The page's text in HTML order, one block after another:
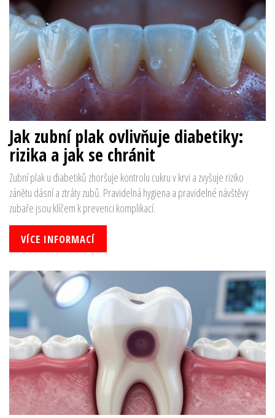
Jak zubní plak ovlivňuje diabetiky:
rizika a jak se chránit
Zubní plak u diabetiků zhoršuje kontrolu cukru v krvi a zvyšuje riziko
zánětu dásní a ztráty zubů. Pravidelná hygiena a pravidelné návštěvy
zubaře jsou klíčem k prevenci komplikací.
VÍCE INFORMACÍ